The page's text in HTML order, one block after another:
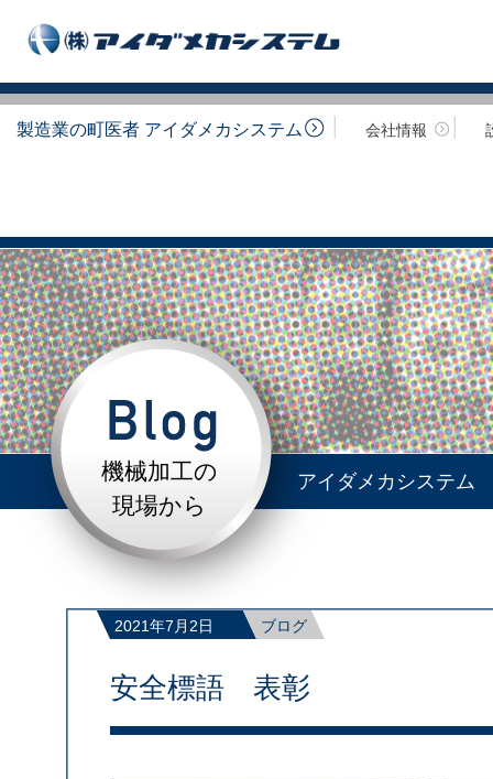
製造業の町医者 アイダメカシステム 会社情報
機械加工の
現場から
アイダメカシステム
2021年7月2日 ブログ
安全標語 表彰